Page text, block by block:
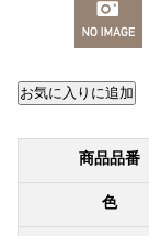
商品品番
色